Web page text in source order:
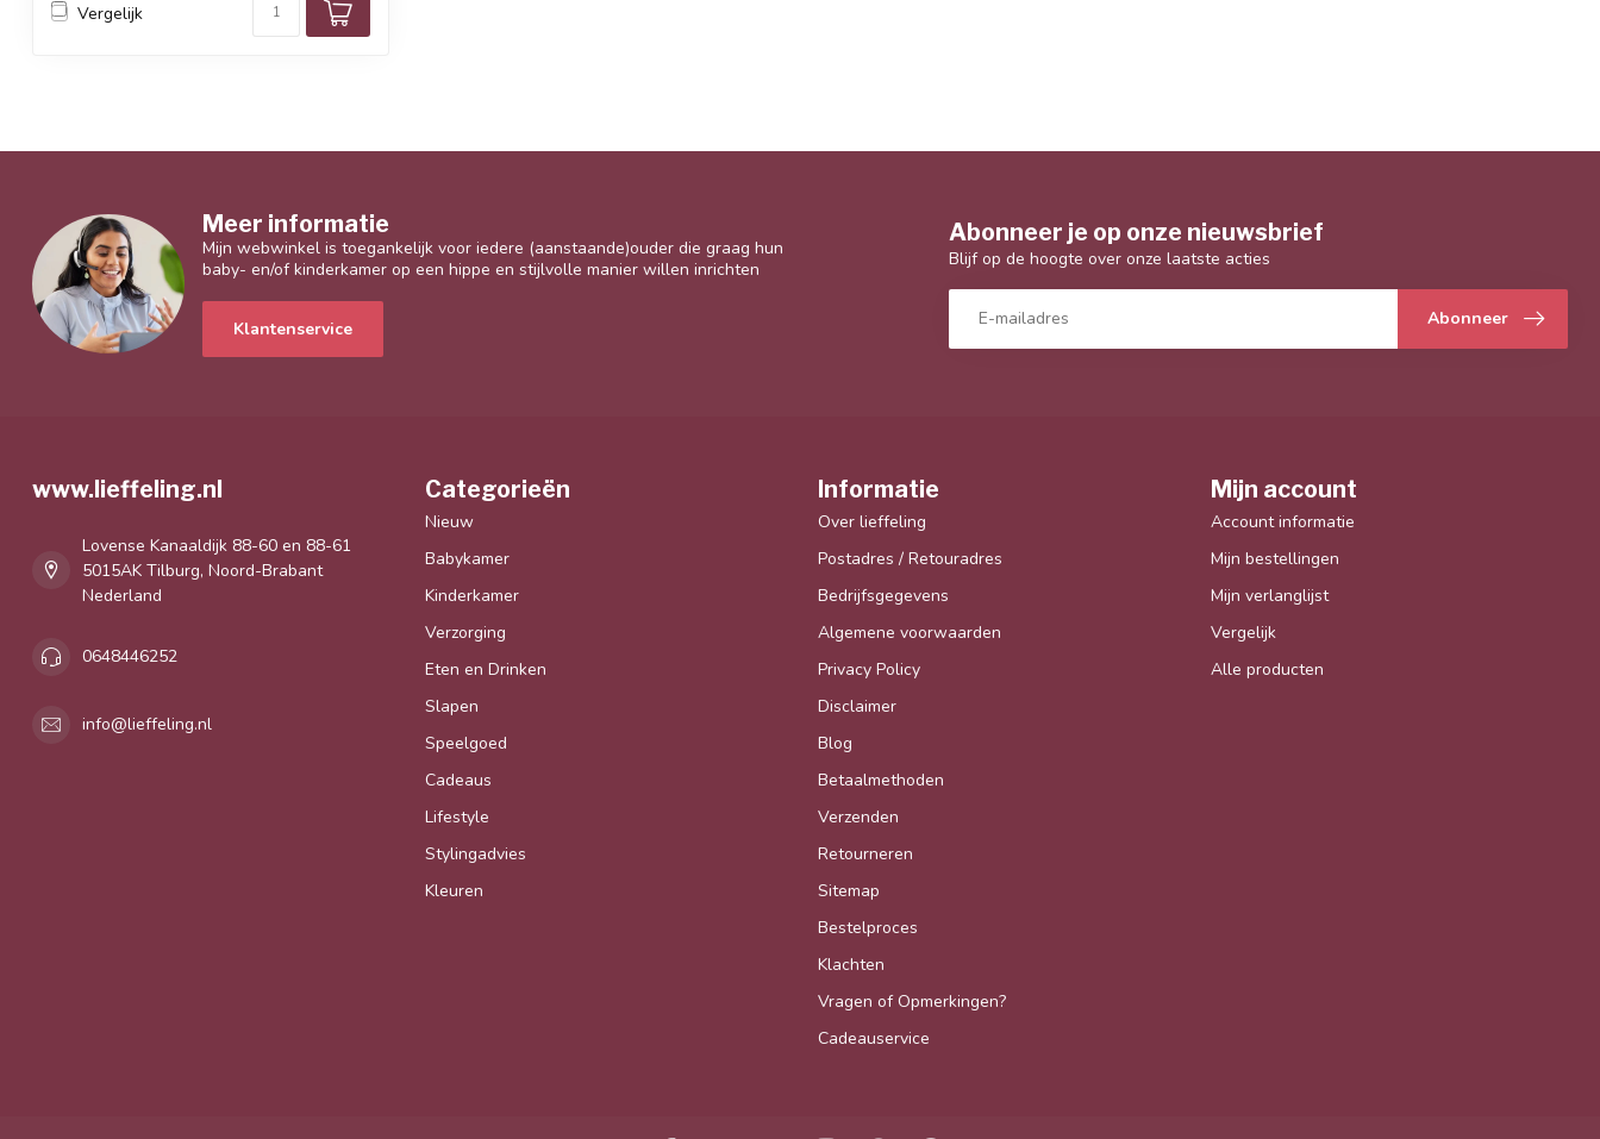
Vergelijk
Meer informatie
Mijn webwinkel is toegankelijk voor iedere (aanstaande)ouder die graag hun
baby- en/of kinderkamer op een hippe en stijlvolle manier willen inrichten
Klantenservice
Abonneer je op onze nieuwsbrief
Blijf op de hoogte over onze laatste acties
Abonneer
www.lieffeling.nl
Lovense Kanaaldijk 88-60 en 88-61
5015AK Tilburg, Noord-Brabant
Nederland
0648446252
info@lieffeling.nl
Categorieën
Nieuw
Babykamer
Kinderkamer
Verzorging
Eten en Drinken
Slapen
Speelgoed
Cadeaus
Lifestyle
Stylingadvies
Kleuren
Informatie
Over lieffeling
Postadres / Retouradres
Bedrijfsgegevens
Algemene voorwaarden
Privacy Policy
Disclaimer
Blog
Betaalmethoden
Verzenden
Retourneren
Sitemap
Bestelproces
Klachten
Vragen of Opmerkingen?
Cadeauservice
Mijn account
Account informatie
Mijn bestellingen
Mijn verlanglijst
Vergelijk
Alle producten